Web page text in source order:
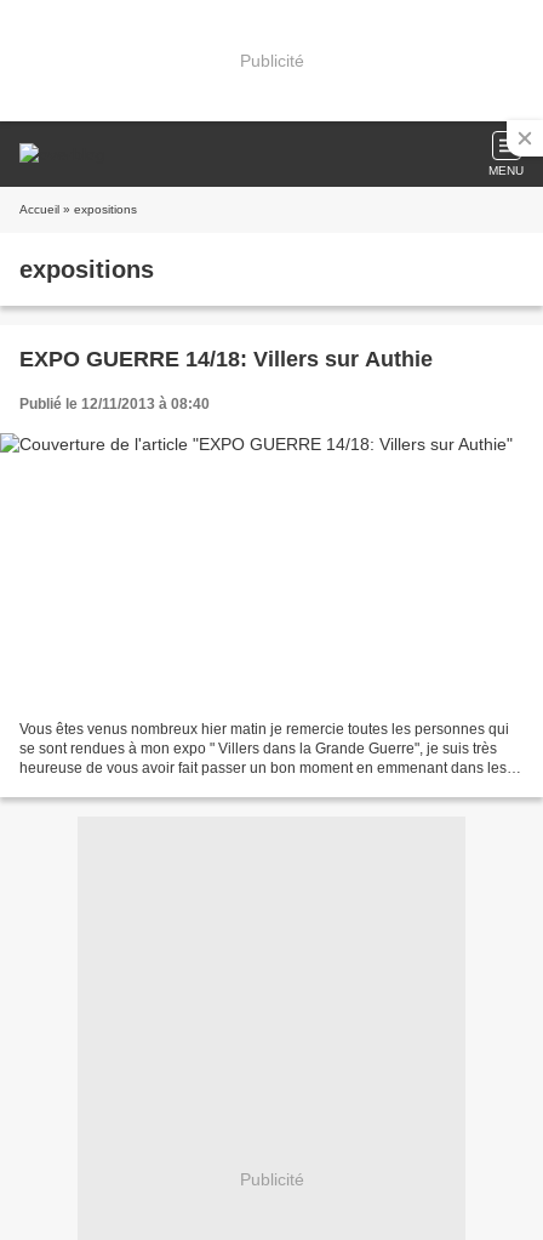
Publicité
MENU
Accueil » expositions
expositions
EXPO GUERRE 14/18: Villers sur Authie
Publié le 12/11/2013 à 08:40
Vous êtes venus nombreux hier matin je remercie toutes les personnes qui
se sont rendues à mon expo " Villers dans la Grande Guerre", je suis très
heureuse de vous avoir fait passer un bon moment en emmenant dans les
Publicité